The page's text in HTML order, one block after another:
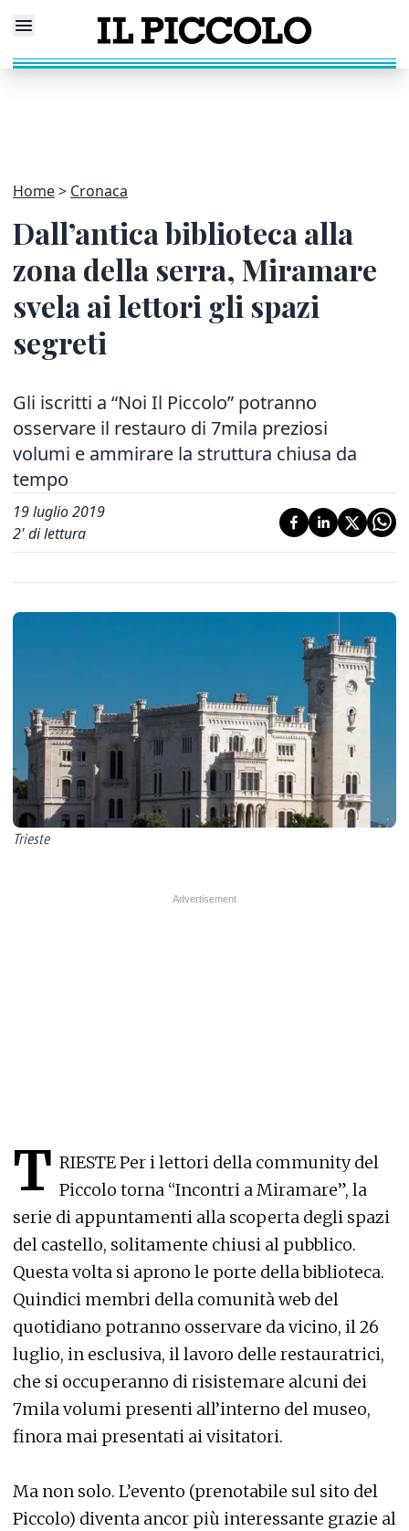
Home Cronaca
Dall’antica biblioteca alla
zona della serra, Miramare
svela ai lettori gli spazi
segreti
Gli iscritti a “Noi Il Piccolo” potranno
osservare il restauro di 7mila preziosi
volumi e ammirare la struttura chiusa da
tempo
19 luglio 2019
2' di lettura
Trieste
T RIESTE Per i lettori della community del
Piccolo torna “Incontri a Miramare”, la
serie di appuntamenti alla scoperta degli spazi
del castello, solitamente chiusi al pubblico.
Questa volta si aprono le porte della biblioteca.
Quindici membri della comunità web del
quotidiano potranno osservare da vicino, il 26
luglio, in esclusiva, il lavoro delle restauratrici,
che si occuperanno di risistemare alcuni dei
7mila volumi presenti all’interno del museo,
finora mai presentati ai visitatori.
Ma non solo. L’evento (prenotabile sul sito del
Piccolo) diventa ancor più interessante grazie al